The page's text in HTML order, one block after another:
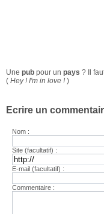
Une pub pour un pays ? Il
( Hey ! I'm in love ! )
Ecrire un
Nom :
Site (facultatif) :
E-mail (facultatif) :
Commentaire :